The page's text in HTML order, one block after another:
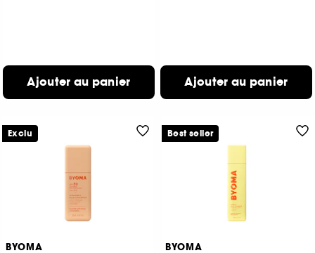
Ajouter au panier Ajouter au panier
BYOMA
Exclu
BYOMA
Best seller